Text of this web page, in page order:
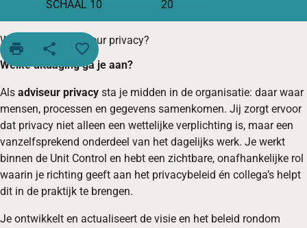
SCHAAL 10 20
print share favorite_border
Word jij onze adviseur privacy?
Welke uitdaging ga je aan?
Als adviseur privacy sta je midden in de organisatie: daar waar
mensen, processen en gegevens samenkomen. Jij zorgt ervoor
dat privacy niet alleen een wettelijke verplichting is, maar een
vanzelfsprekend onderdeel van het dagelijks werk. Je werkt
binnen de Unit Control en hebt een zichtbare, onafhankelijke rol
waarin je richting geeft aan het privacybeleid én collega’s helpt
dit in de praktijk te brengen.
Je ontwikkelt en actualiseert de visie en het beleid rondom